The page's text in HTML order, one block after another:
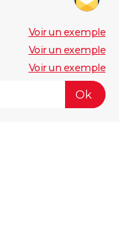
Voir un exemple
Voir un exemple
Voir un exemple